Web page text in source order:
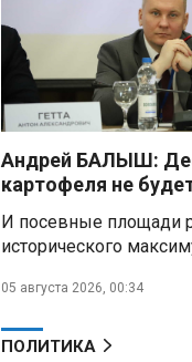
Александр
торговых сетях:
сельчанам
единицы?
Премьер
пугать людей
Александр
изготовленный
Андрей БАЛЫШ:
картофеля не
И посевные площади
исторического
05 августа 2026, 00:34
ПОЛИТИКА